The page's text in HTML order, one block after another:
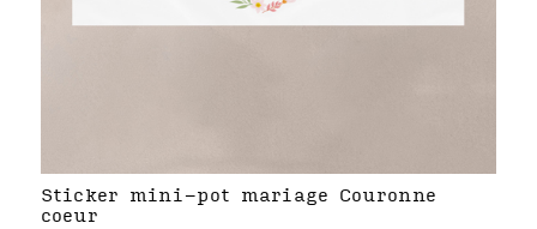
Sticker mini-pot mariage Couronne
coeur